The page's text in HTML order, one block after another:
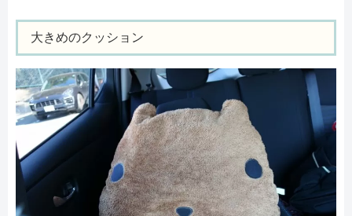
大きめのクッション